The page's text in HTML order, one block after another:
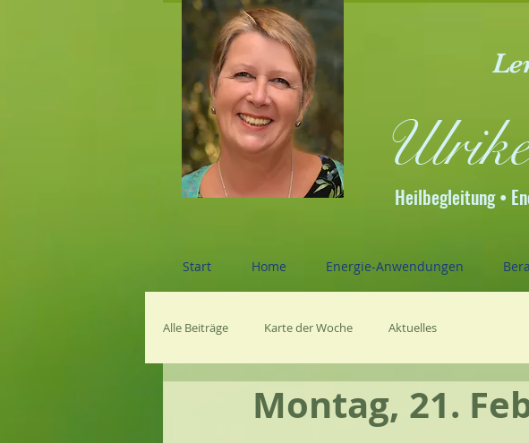
Heilbegleitung •
Start Home Energie-Anwendungen
Alle Beiträge Karte der Woche Aktuelles
Montag, 21.